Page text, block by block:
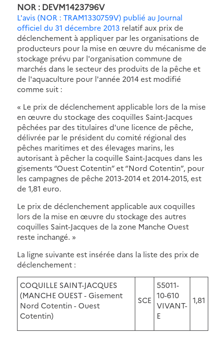
NOR : DEVM1423796V
L'avis (NOR : TRAM1330759V) publié au Journal
officiel du 31 décembre 2013 relatif aux prix de
déclenchement à appliquer par les organisations de
producteurs pour la mise en œuvre du mécanisme de
stockage prévu par l'organisation commune de
marchés dans le secteur des produits de la pêche et
de l'aquaculture pour l'année 2014 est modifié
comme suit :
« Le prix de déclenchement applicable lors de la mise
en œuvre du stockage des coquilles Saint-Jacques
pêchées par des titulaires d'une licence de pêche,
délivrée par le président du comité régional des
pêches maritimes et des élevages marins, les
autorisant à pêcher la coquille Saint-Jacques dans les
gisements “Ouest Cotentin” et “Nord Cotentin”, pour
les campagnes de pêche 2013-2014 et 2014-2015, est
de 1,81 euro.
Le prix de déclenchement applicable aux coquilles
lors de la mise en œuvre du stockage des autres
coquilles Saint-Jacques de la zone Manche Ouest
reste inchangé. »
La ligne suivante est insérée dans la liste des prix de
déclenchement :
COQUILLE SAINT-JACQUES
(MANCHE OUEST - Gisement
Nord Cotentin - Ouest
Cotentin)
SCE
55011-
10-610
VIVANT-
E
1,81